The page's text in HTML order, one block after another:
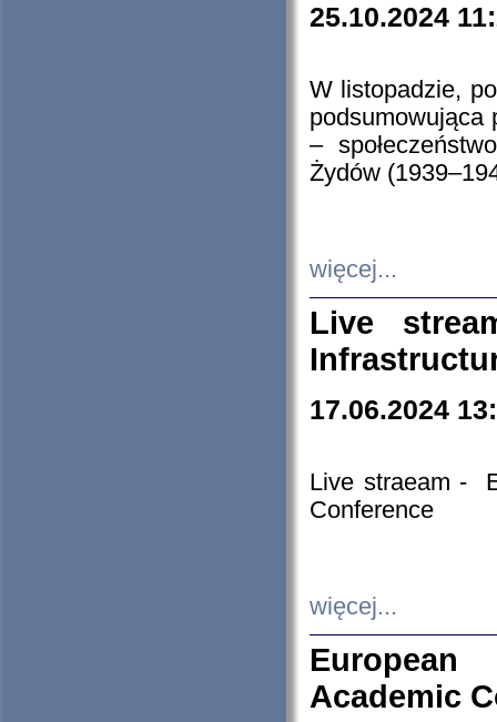
25.10.2024
W listopadzie,
podsumowująca
–
Żydów
więcej...
Live
17.06.2024
Live straeam -
Conference
więcej...
European
Academic